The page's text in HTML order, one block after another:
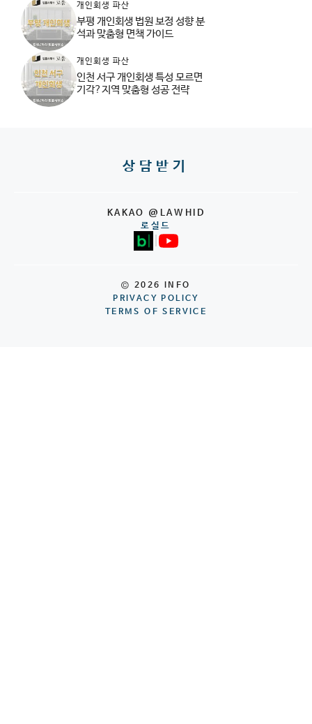
개인회생 파산
부평 개인회생 법원 보정 성향 분
석과 맞춤형 면책 가이드
개인회생 파산
인천 서구 개인회생 특성 모르면
기각?지역 맞춤형 성공 전략
상담받기
KAKAO @LAWHID
로실드
© 2026 INFO
PRIVACY POLICY
TERMS OF SERVICE